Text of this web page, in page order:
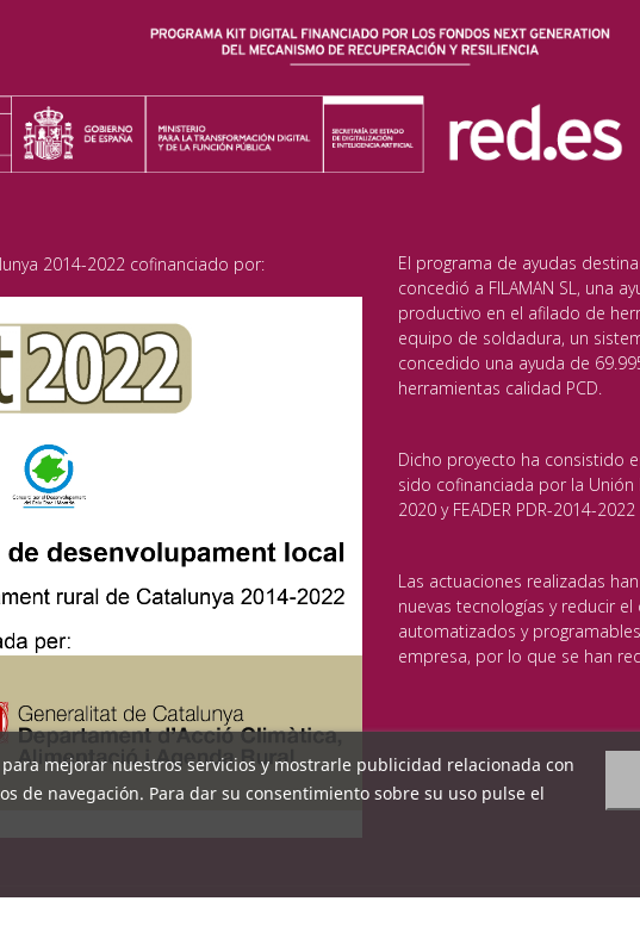
mejorar nuestros servicios y mostrarle publicidad relacionada con
de navegación. Para dar su consentimiento sobre su uso pulse el
2014-2022 cofinanciado por:
El programa de ayudas
concedió a FILAMAN SL, una
productivo en el afilado de
equipo de soldadura, un
concedido una ayuda de
herramientas calidad PCD.
Dicho proyecto ha consistido
sido cofinanciada por la Unión
2020 y FEADER PDR-2014-
Las actuaciones realizadas
nuevas tecnologías y reducir
automatizados y
empresa, por lo que se han